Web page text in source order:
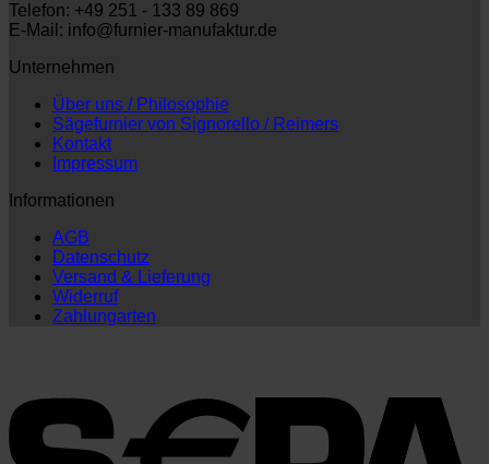
Telefon: +49 251 - 133 89 869
E-Mail: info@furnier-manufaktur.de
Unternehmen
Über uns / Philosophie
Sägefurnier von Signorello / Reimers
Kontakt
Impressum
Informationen
AGB
Datenschutz
Versand & Lieferung
Widerruf
Zahlungarten